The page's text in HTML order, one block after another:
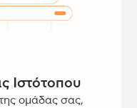
Ιστότοπου
ομάδας σας,